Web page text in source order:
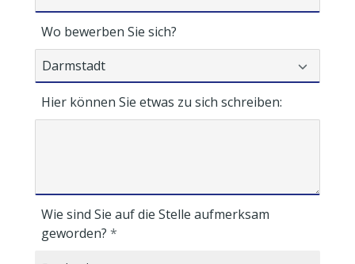
Wo bewerben Sie sich?
Hier können Sie etwas zu sich schreiben:
Wie sind Sie auf die Stelle aufmerksam
geworden?